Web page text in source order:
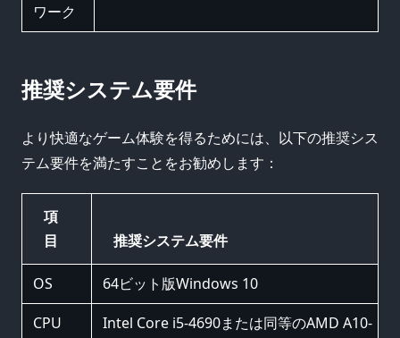
ワーク
推奨システム要件
より快適なゲーム体験を得るためには、以下の推奨シス
テム要件を満たすことをお勧めします：
項
目
推奨システム要件
OS
64ビット版Windows 10
CPU
Intel Core i5-4690または同等のAMD A10-